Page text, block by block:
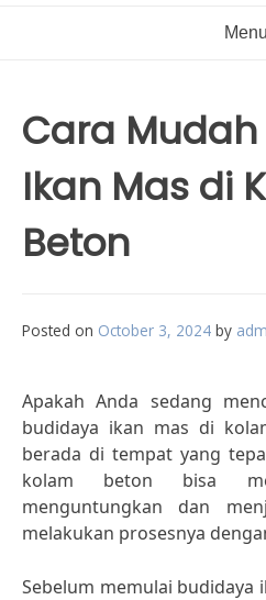
Menu
Cara
Ikan Mas di
Beton
Posted on October 3, 2024 by
Apakah Anda sedang
budidaya ikan mas di
berada di tempat yang
kolam beton bisa
menguntungkan dan
melakukan prosesnya
Sebelum memulai budidaya